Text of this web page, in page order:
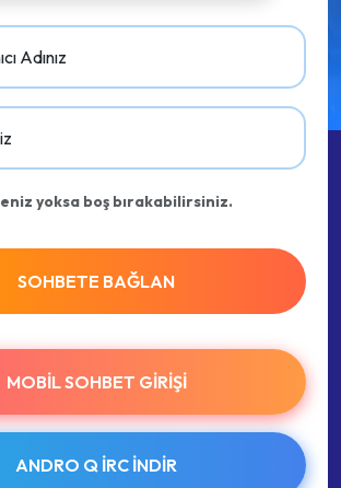
Adınız
yoksa boş bırakabilirsiniz.
SOHBETE BAĞLAN
MOBIL SOHBET GIRIŞI
ANDRO Q İRC INDIR